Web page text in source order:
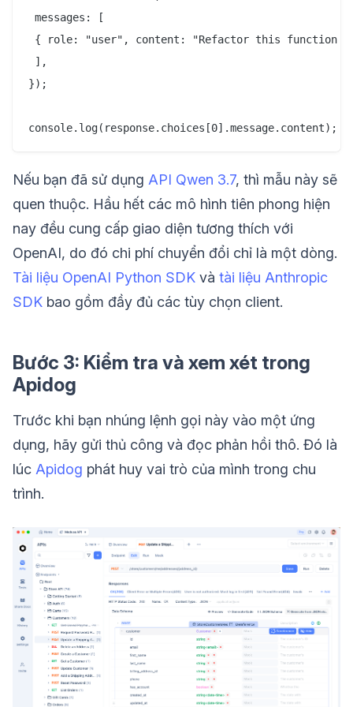
messages: [
{ role: "user", content: "Refactor this function
],
});
Nếu bạn đã sử dụng API Qwen 3.7, thì mẫu này sẽ
quen thuộc. Hầu hết các mô hình tiên phong hiện
nay đều cung cấp giao diện tương thích với
OpenAI, do đó chi phí chuyển đổi chỉ là một dòng.
Tài liệu OpenAI Python SDK và tài liệu Anthropic
SDK bao gồm đầy đủ các tùy chọn client.
Bước 3: Kiểm tra và xem xét trong
Apidog
Trước khi bạn nhúng lệnh gọi này vào một ứng
dụng, hãy gửi thủ công và đọc phản hồi thô. Đó là
lúc Apidog phát huy vai trò của mình trong chu
trình.